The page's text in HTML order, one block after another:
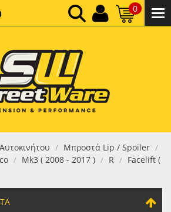
0
ΚΑΘΑΡΌ ΣΎΝΟΛΟ:
ΤΕΛΙΚΌ ΣΎΝΟΛΟ:0,00 €
/ Μπροστά Lip / Spoiler /
/ Mk3 ( 2008 - 2017 ) / R / Facelift (